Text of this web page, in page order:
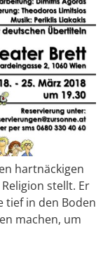
hartnäckigen
stellt. Er
tief in den Boden
machen, um